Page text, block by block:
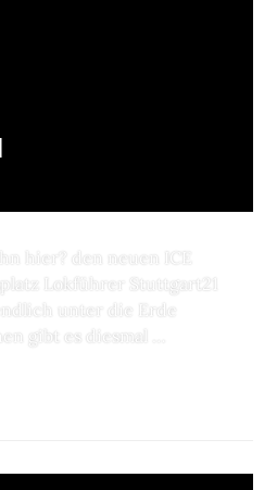
hier? den neuen ICE
Lokführer Stuttgart21
unter die Erde
gibt es diesmal …